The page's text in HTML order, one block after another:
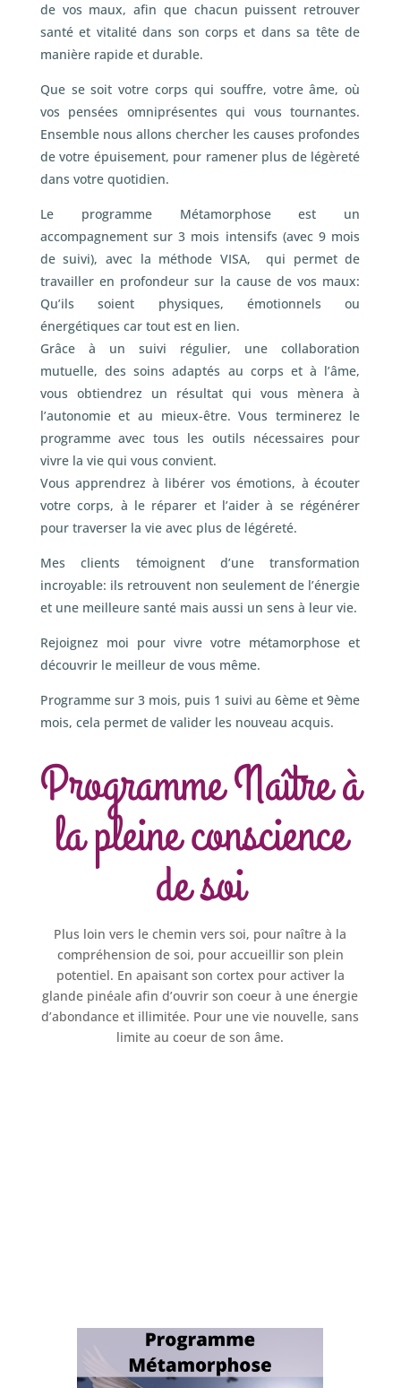
de vos maux, afin que chacun puissent retrouver
santé et vitalité dans son corps et dans sa tête de
manière rapide et durable.
Que se soit votre corps qui souffre, votre âme, où
vos pensées omniprésentes qui vous tournantes.
Ensemble nous allons chercher les causes profondes
de votre épuisement, pour ramener plus de légèreté
dans votre quotidien.
Le programme Métamorphose est un
accompagnement sur 3 mois intensifs (avec 9 mois
de suivi), avec la méthode VISA, qui permet de
travailler en profondeur sur la cause de vos maux:
Qu’ils soient physiques, émotionnels ou
énergétiques car tout est en lien.
Grâce à un suivi régulier, une collaboration
mutuelle, des soins adaptés au corps et à l’âme,
vous obtiendrez un résultat qui vous mènera à
l’autonomie et au mieux-être. Vous terminerez le
programme avec tous les outils nécessaires pour
vivre la vie qui vous convient.
Vous apprendrez à libérer vos émotions, à écouter
votre corps, à le réparer et l’aider à se régénérer
pour traverser la vie avec plus de légéreté.
Mes clients témoignent d’une transformation
incroyable: ils retrouvent non seulement de l’énergie
et une meilleure santé mais aussi un sens à leur vie.
Rejoignez moi pour vivre votre métamorphose et
découvrir le meilleur de vous même.
Programme sur 3 mois, puis 1 suivi au 6ème et 9ème
mois, cela permet de valider les nouveau acquis.
Programme Naître à
la pleine conscience
de soi
Plus loin vers le chemin vers soi, pour naître à la
compréhension de soi, pour accueillir son plein
potentiel. En apaisant son cortex pour activer la
glande pinéale afin d’ouvrir son coeur à une énergie
d’abondance et illimitée. Pour une vie nouvelle, sans
limite au coeur de son âme.